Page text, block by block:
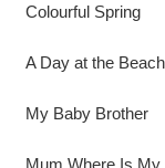
Colourful Spring
A Day at the Beach
My Baby Brother
Mum.Where Is